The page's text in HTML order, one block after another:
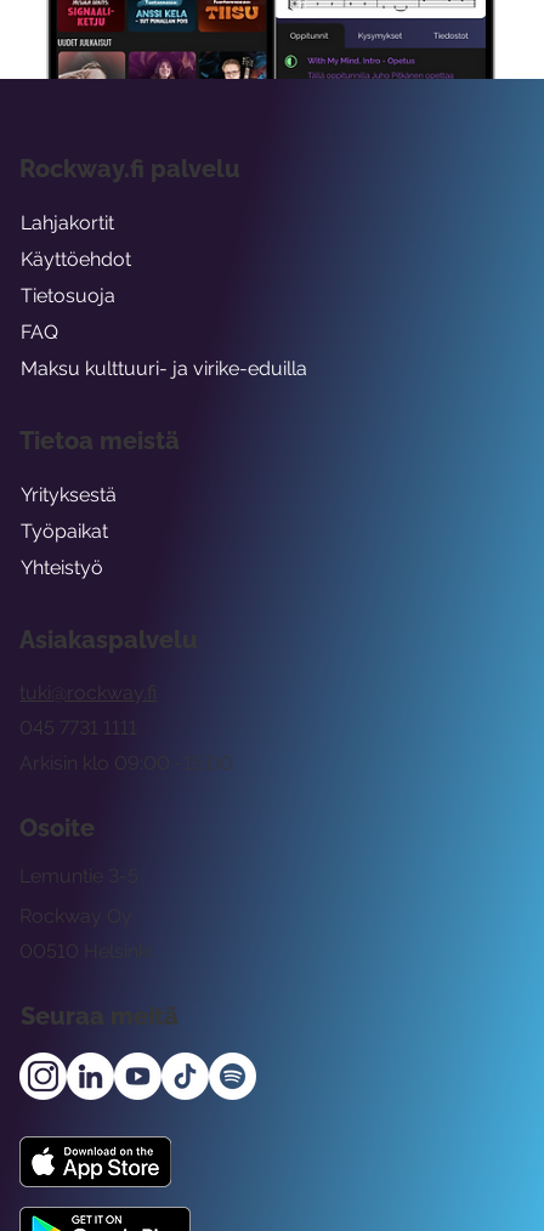
viikon ajaksi.
Asiakaspalvelu
tuki@rockway.fi
Arkisin klo 09:00 -15:00
045 7731 1111
Osoite
Rockway Oy
Lemuntie 3-5
00510 Helsinki
Seuraa meitä
Rockway.fi palvelu
Lahjakortit
Käyttöehdot
Tietosuoja
FAQ
Maksu kulttuuri- ja virike-eduilla
Tietoa meistä
Yrityksestä
Työpaikat
Yhteistyö